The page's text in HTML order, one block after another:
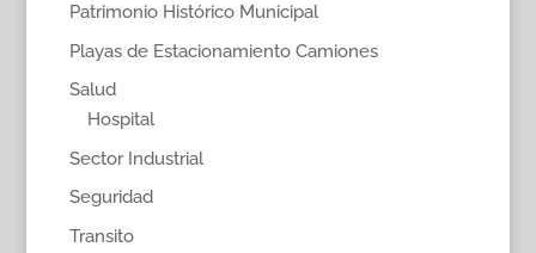
Patrimonio Histórico Municipal
Playas de Estacionamiento Camiones
Salud
Hospital
Sector Industrial
Seguridad
Transito